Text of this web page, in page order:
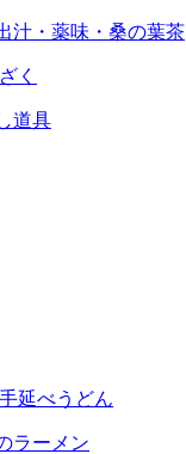
汁・薬味・桑の葉茶
く
道具
延べうどん
ラーメン